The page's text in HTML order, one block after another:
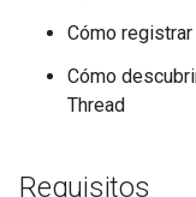
Cómo
Cómo
Thread
Requisitos